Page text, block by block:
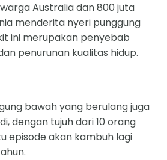
Australia dan 800 juta
menderita nyeri punggung
ini merupakan penyebab
penurunan kualitas hidup.
bawah yang berulang juga
dengan tujuh dari 10 orang
episode akan kambuh lagi